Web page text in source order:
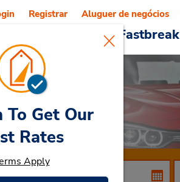
e serviços Fastbreak
Registrar Aluguer de negócios
Agadir
To Get Our
Rates
Apply